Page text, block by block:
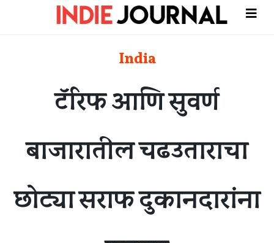
India
टॅरिफ आणि सुवर्ण
बाजारातील चढउताराचा
छोट्या सराफ दुकानदारांना